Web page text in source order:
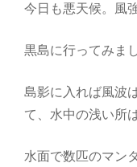
今日も悪天候。風
黒島に行ってみまし
島影に入れば風波
て、水中の浅い所
水面で数匹のマン